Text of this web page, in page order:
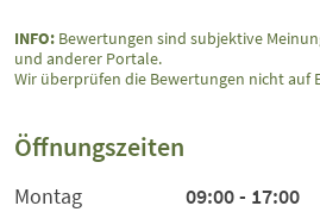
INFO: Bewertungen sind subjektive
und anderer Portale.
Wir überprüfen die Bewertungen nicht auf
Öffnungszeiten
Montag
09:00 - 17:00